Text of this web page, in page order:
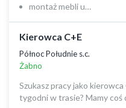
montaż mebli u…
Kierowca C+E
Północ Południe s.c.
Żabno
Szukasz pracy jako
tygodni w trasie? Mamy coś